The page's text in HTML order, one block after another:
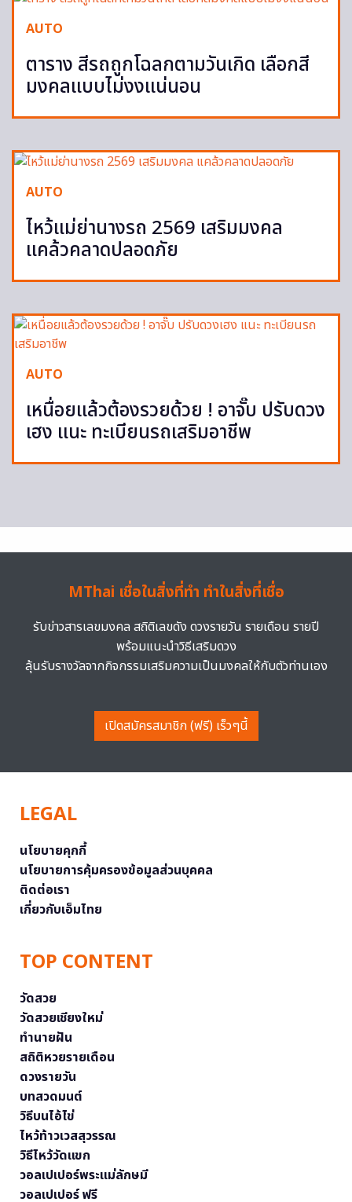
AUTO
ตาราง สีรถถูกโฉลกตามวันเกิด เลือกสี
มงคลแบบไม่งงแน่นอน
AUTO
ไหว้แม่ย่านางรถ 2569 เสริมมงคล
แคล้วคลาดปลอดภัย
AUTO
เหนื่อยแล้วต้องรวยด้วย ! อาจั๊บ ปรับดวง
เฮง แนะ ทะเบียนรถเสริมอาชีพ
MThai เชื่อในสิ่งที่ทำ ทำในสิ่งที่เชื่อ
รับข่าวสารเลขมงคล สถิติเลขดัง ดวงรายวัน รายเดือน รายปี
พร้อมแนะนำวิธีเสริมดวง
ลุ้นรับรางวัลจากกิจกรรมเสริมความเป็นมงคลให้กับตัวท่านเอง
เปิดสมัครสมาชิก (ฟรี) เร็วๆนี้
LEGAL
นโยบายคุกกี้
นโยบายการคุ้มครองข้อมูลส่วนบุคคล
ติดต่อเรา
เกี่ยวกับเอ็มไทย
TOP CONTENT
วัดสวย
วัดสวยเชียงใหม่
ทำนายฝัน
สถิติหวยรายเดือน
ดวงรายวัน
บทสวดมนต์
วิธีบนไอ้ไข่
ไหว้ท้าวเวสสุวรรณ
วิธีไหว้วัดแขก
วอลเปเปอร์พระแม่ลักษมี
วอลเปเปอร์ ฟรี